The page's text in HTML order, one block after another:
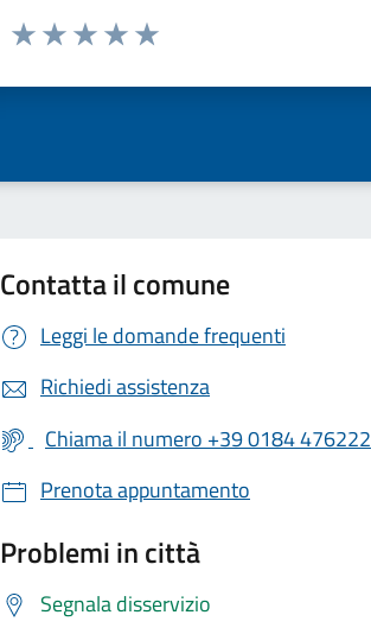
Valuta da 1 a 5 stelle la pagina
Contatta il comune
Leggi le domande frequenti
Richiedi assistenza
Chiama il numero +39 0184 476222
Prenota appuntamento
Problemi in città
Segnala disservizio